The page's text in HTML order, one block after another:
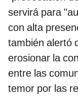
servirá para
con alta
también alertó
erosionar la
entre las
temor por las